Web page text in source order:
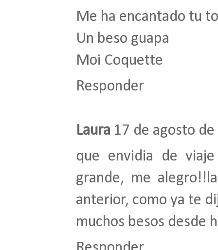
Me ha encantado tu
Un beso guapa
Moi Coquette
Responder
Laura 17 de agosto
que envidia de
grande, me
anterior, como ya te
muchos besos desde